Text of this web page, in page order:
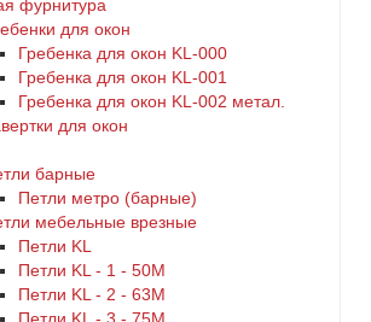
фурнитура
для окон
Гребенка для окон KL-000
Гребенка для окон KL-001
Гребенка для окон KL-002 метал.
для окон
барные
Петли метро (барные)
мебельные врезные
Петли KL
Петли KL - 1 - 50M
Петли KL - 2 - 63M